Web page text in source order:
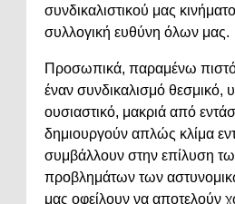
συνδικαλιστικού μας
συλλογική ευθύνη όλων μας.
Προσωπικά, παραμένω
έναν συνδικαλισμό θεσμικό,
ουσιαστικό, μακριά από
δημιουργούν απλώς κλίμα
συμβάλλουν στην επίλυση
προβλημάτων των
μας οφείλουν να αποτελούν